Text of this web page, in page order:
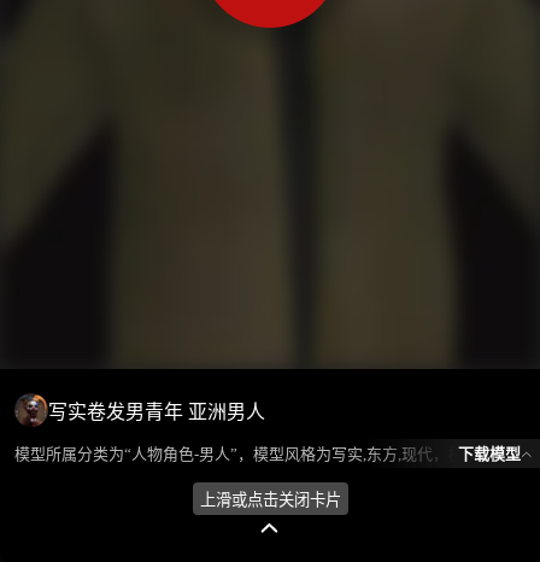
写实卷发男青年 亚洲男人
模型所属分类为“人物角色-男人”，模型风格为写实,东方,现代，模型ID为102082，本模型由设计师 不爱喝水的鱼 在2024-09-12 17:10:38上传，含.fbx，.gltf，.max(3dsMax)相关源文件下载格式，点数为7361，面数为13576，材质数为4，贴图数为8，CG美术之家持续为您更新与数字孪生、影视动画和游戏VR等相关优质资源。
下载模型
上滑或点击关闭卡片